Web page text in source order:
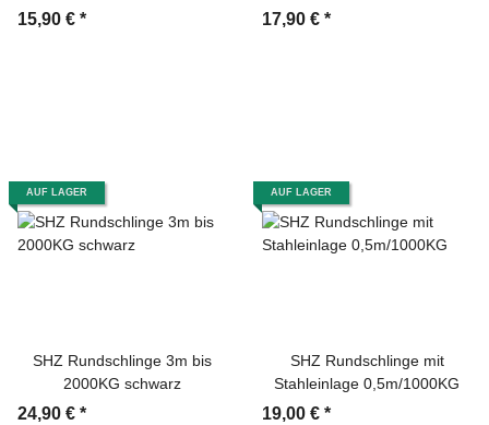
15,90 € * 17,90 € *
AUF LAGER
SHZ Rundschlinge 3m bis
2000KG schwarz
24,90 € *
AUF LAGER
SHZ Rundschlinge mit
Stahleinlage 0,5m/1000KG
19,00 € *